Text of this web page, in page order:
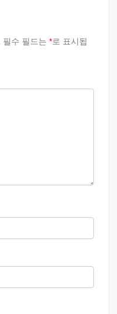
필수 필드는 *로 표시됩